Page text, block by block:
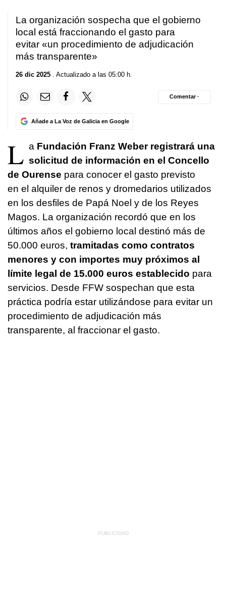
La organización sospecha que el gobierno
local está fraccionando el gasto para
evitar «un procedimiento de adjudicación
más transparente»
26 dic 2025 . Actualizado a las 05:00 h.
Añade a La Voz de Galicia en Google
Comentar ·
L a Fundación Franz Weber registrará una
solicitud de información en el Concello
de Ourense para conocer el gasto previsto
en el alquiler de renos y dromedarios utilizados
en los desfiles de Papá Noel y de los Reyes
Magos. La organización recordó que en los
últimos años el gobierno local destinó más de
50.000 euros, tramitadas como contratos
menores y con importes muy próximos al
límite legal de 15.000 euros establecido para
servicios. Desde FFW sospechan que esta
práctica podría estar utilizándose para evitar un
procedimiento de adjudicación más
transparente, al fraccionar el gasto.